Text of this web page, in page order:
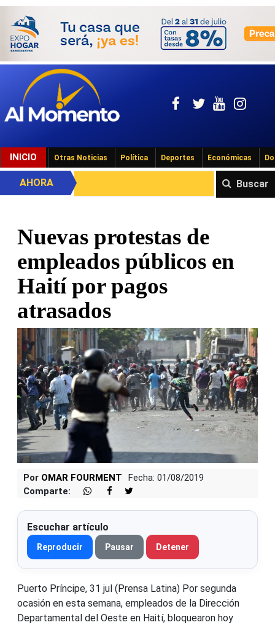
INICIO Otras Noticias Política Deportes Económicas
Buscar
AHORA
Nuevas protestas de
empleados públicos en
Haití por pagos
atrasados
Por OMAR FOURMENT
Fecha: 01/08/2019
Comparte:
Escuchar artículo
Reproducir Pausar Detener
Puerto Príncipe, 31 jul (Prensa Latina) Por segunda
ocasión en esta semana, empleados de la Dirección
Departamental del Oeste en Haití, bloquearon hoy